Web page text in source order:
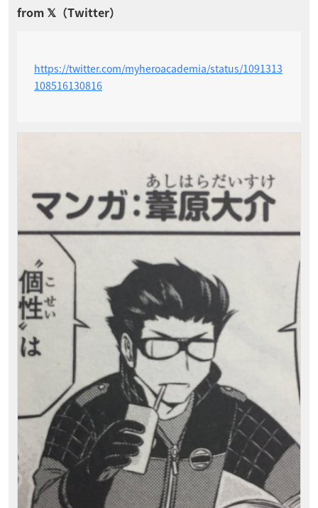
https://twitter.com/myheroacademia/status/1091313
108516130816